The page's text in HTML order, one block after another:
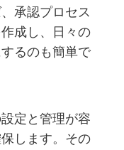
承認プロセス
成し、日々の
るのも簡単で
定と管理が容
します。その